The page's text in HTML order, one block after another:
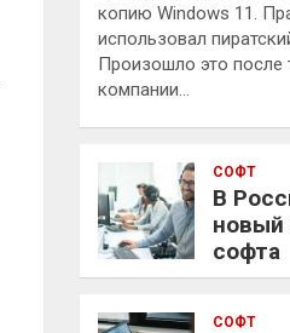
копию Windows 11.
использовал
Произошло это после
компании…
СОФТ
В
новый
софта
СОФТ